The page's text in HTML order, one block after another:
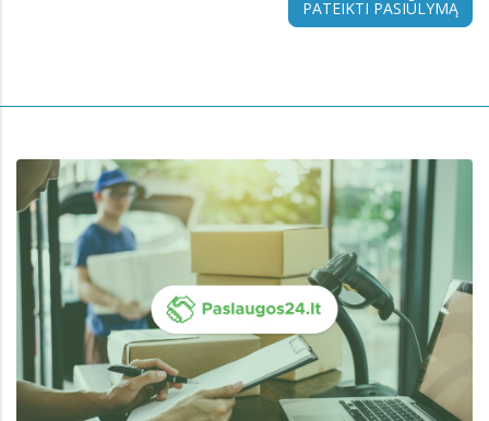
PATEIKTI PASIŪLYMĄ